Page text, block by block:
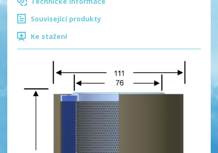
Související produkty
Ke stažení